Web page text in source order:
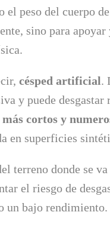
peso del cuerpo
sino para
césped artificial.
y puede desgastar
más cortos y
en superficies
terreno donde se
el riesgo de
un bajo rendimiento.